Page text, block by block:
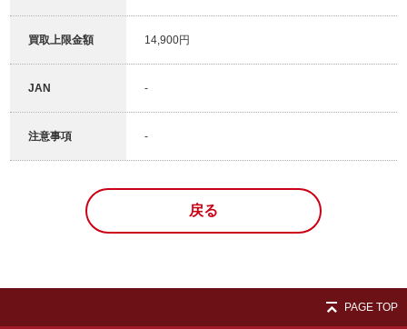
買取上限金額 14,900円
JAN -
注意事項 -
戻る
PAGE TOP